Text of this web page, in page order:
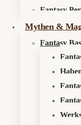
Fantasy
Mythen &
Fantasy
Wolfhagen: Sechs
aus dem
🐄 Wolfhagen: